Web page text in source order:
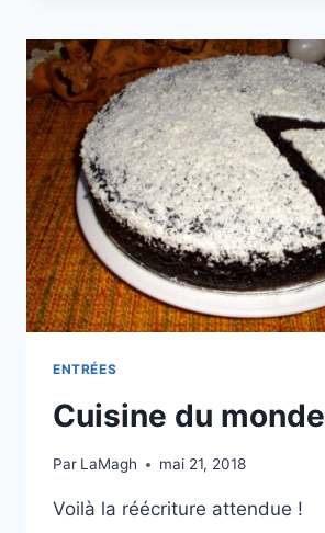
ENTRÉES
Cuisine du monde
Par LaMagh mai 21, 2018
Voilà la réécriture attendue !